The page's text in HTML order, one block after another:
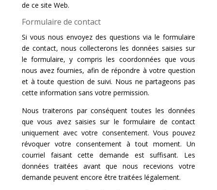
de ce site Web.
Formulaire de contact
Si vous nous envoyez des questions via le formulaire
de contact, nous collecterons les données saisies sur
le formulaire, y compris les coordonnées que vous
nous avez fournies, afin de répondre à votre question
et à toute question de suivi. Nous ne partageons pas
cette information sans votre permission.
Nous traiterons par conséquent toutes les données
que vous avez saisies sur le formulaire de contact
uniquement avec votre consentement. Vous pouvez
révoquer votre consentement à tout moment. Un
courriel faisant cette demande est suffisant. Les
données traitées avant que nous recevions votre
demande peuvent encore être traitées légalement.